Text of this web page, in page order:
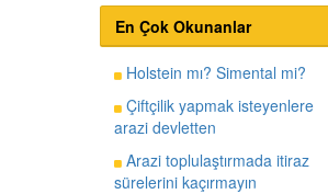
En Çok Okunanlar
Holstein mı? Simental mi?
Çiftçilik yapmak isteyenlere
arazi devletten
Arazi toplulaştırmada itiraz
sürelerini kaçırmayın